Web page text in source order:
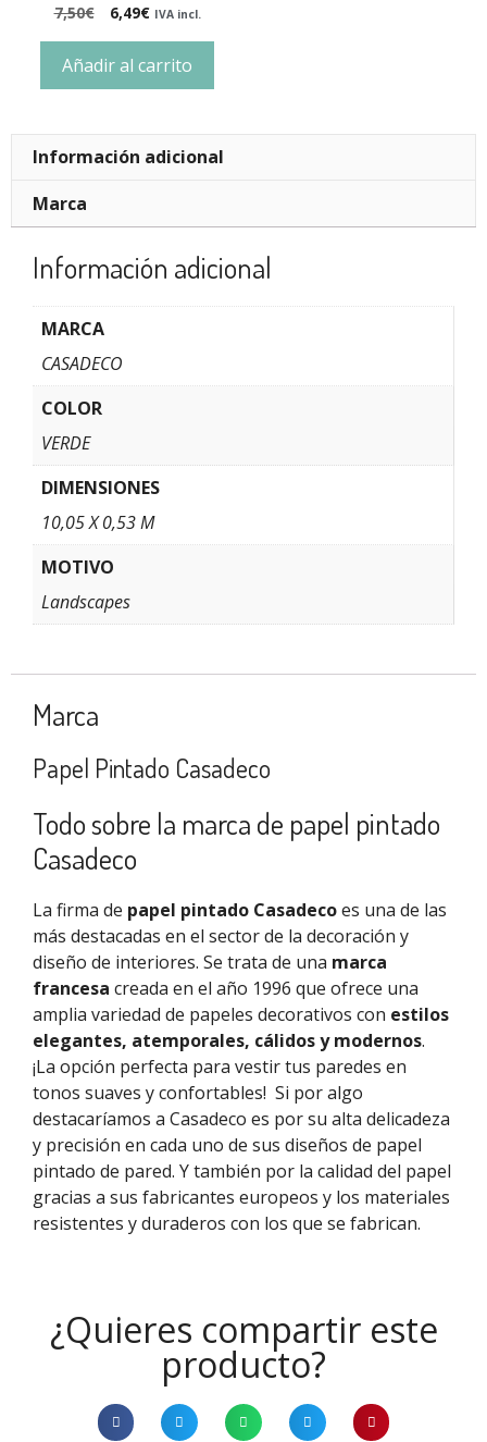
7,50€ 6,49€ IVA incl.
Añadir al carrito
Información adicional
Marca
Información adicional
MARCA
CASADECO
COLOR
VERDE
DIMENSIONES
10,05 X 0,53 M
MOTIVO
Landscapes
Marca
Papel Pintado Casadeco
Todo sobre la marca de papel pintado
Casadeco
La firma de papel pintado Casadecoes una de las
más destacadas en el sector de la decoración y
diseño de interiores. Se trata de una marca
francesa creada en el año 1996 que ofrece una
amplia variedad de papeles decorativos con estilos
elegantes, atemporales, cálidos y modernos.
¡La opción perfecta para vestir tus paredes en
tonos suaves y confortables! Si por algo
destacaríamos a Casadeco es por su alta delicadeza
y precisión en cada uno de sus diseños de papel
pintado de pared. Ytambién por la calidad del papel
gracias a sus fabricantes europeos y los materiales
resistentes y duraderos con los que se fabrican.
¿Quieres compartir este
producto?